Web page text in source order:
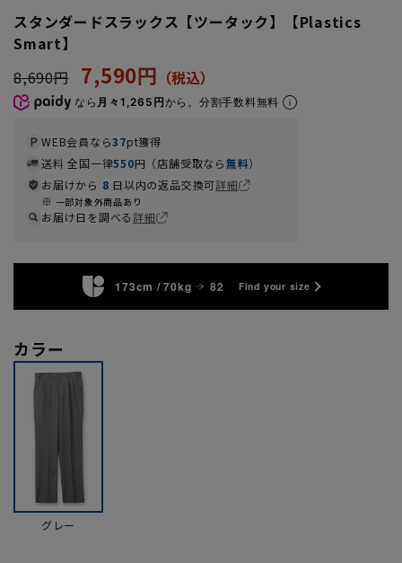
スタンダードスラックス【ツータック】【Plastics
Smart】
8,690円 7,590円
なら 月々1,265円から。分割手数料無料
WEB会員なら37pt獲得
送料 全国一律550円（店舗受取なら無料）
お届けから 8 日以内の返品交換可詳細
一部対象外商品あり
お届け日を調べる詳細
173cm / 70kg 82 Find your size
カラー
グレー